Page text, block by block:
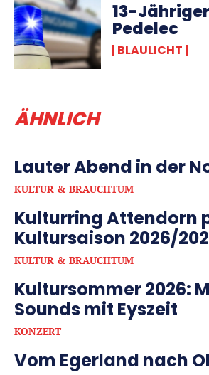
13-
Pedelec
BLAULICHT
ÄHNLICH
Lauter Abend in der
KULTUR & BRAUCHTUM
Kulturring Attendorn
Kultursaison 2026/
KULTUR & BRAUCHTUM
Kultursommer 2026:
Sounds mit Eyszeit
KONZERT
Vom Egerland nach